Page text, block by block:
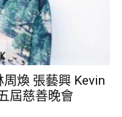
煥 張藝興 Kevin
屆慈善晚會